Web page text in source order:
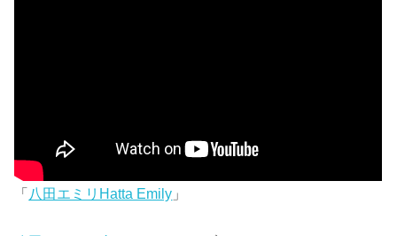
「八田エミリHatta Emily 」